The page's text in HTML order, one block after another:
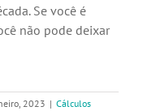
Se você é
não pode deixar
2023 | Cálculos